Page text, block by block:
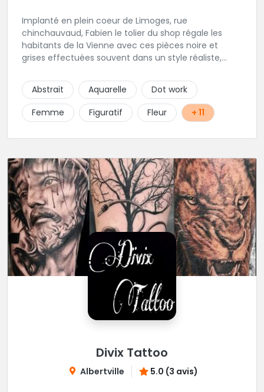
Implanté en plein coeur de Limoges, rue
chinchauvaud, Fabien le tolier du shop régale les
habitants de la Vienne avec ces pièces noire et
grises effectuées souvent dans un style réaliste,
pas cet excellent tatoueur. Le studio a été pensé
pour vous mettre à l'aise dés votre entrée, accueil,
décor, sourire et bien sur, une hygiène irréprochable.
Une très belle adresse dans cette belle ville de
Abstrait Aquarelle
Dot work
Femme
Figuratif Fleur + 11
Divix Tattoo
Albertville 5.0 (3 avis)